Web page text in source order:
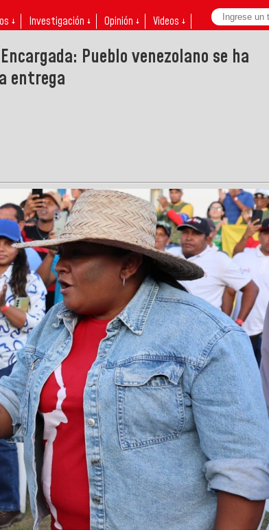
↓ Investigación ↓ Opinión ↓ Videos ↓
Pueblo venezolano se ha
entrega